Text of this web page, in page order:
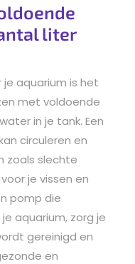
liter
aquarium is het
met voldoende
in je tank. Een
circuleren en
zoals slechte
je vissen en
pomp die
aquarium, zorg je
gereinigd en
en